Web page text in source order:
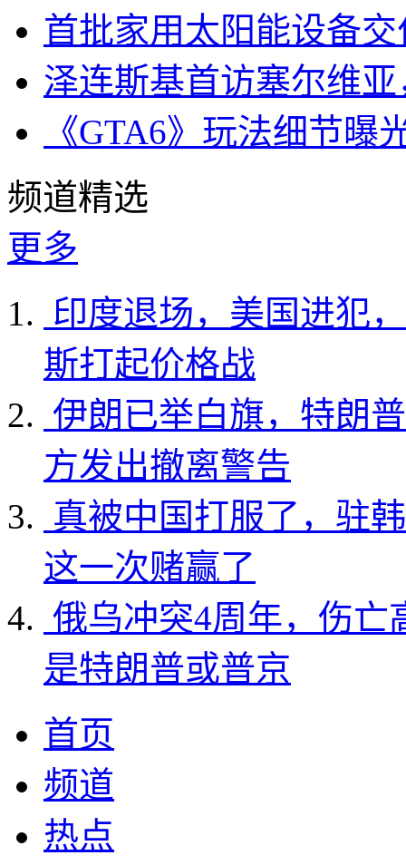
首批家用太阳能设备
泽连斯基首访塞尔维
《GTA6》玩法细节
频道精选
更多
印度退场，美国进犯
斯打起价格战
伊朗已举白旗，特朗
方发出撤离警告
真被中国打服了，驻
这一次赌赢了
俄乌冲突4周年，伤亡
是特朗普或普京
首页
频道
热点